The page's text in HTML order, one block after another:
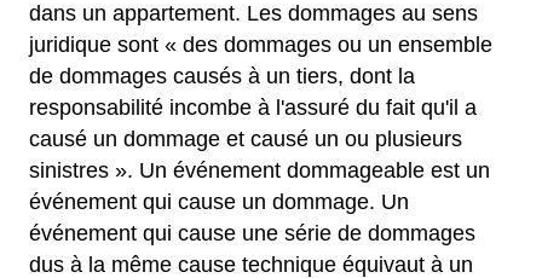
dans un appartement. Les dommages au sens
juridique sont « des dommages ou un ensemble
de dommages causés à un tiers, dont la
responsabilité incombe à l'assuré du fait qu'il a
causé un dommage et causé un ou plusieurs
sinistres ». Un événement dommageable est un
événement qui cause un dommage. Un
événement qui cause une série de dommages
dus à la même cause technique équivaut à un